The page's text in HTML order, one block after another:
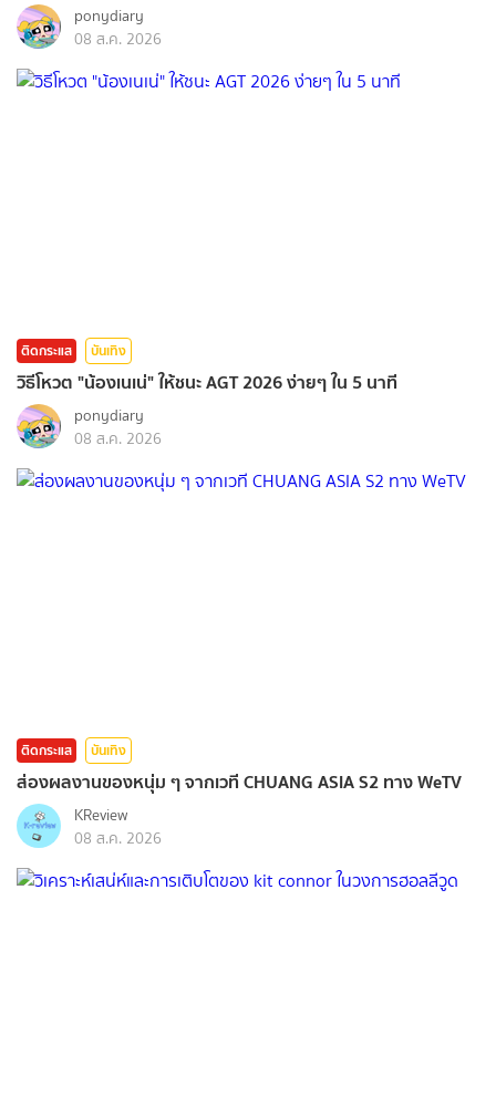
ponydiary
08 ส.ค. 2026
ติดกระแส บันเทิง
วิธีโหวต "น้องเนเน่" ให้ชนะ AGT 2026 ง่ายๆ ใน 5 นาที
ponydiary
08 ส.ค. 2026
ติดกระแส บันเทิง
ส่องผลงานของหนุ่ม ๆ จากเวที CHUANG ASIA S2 ทาง WeTV
KReview
08 ส.ค. 2026